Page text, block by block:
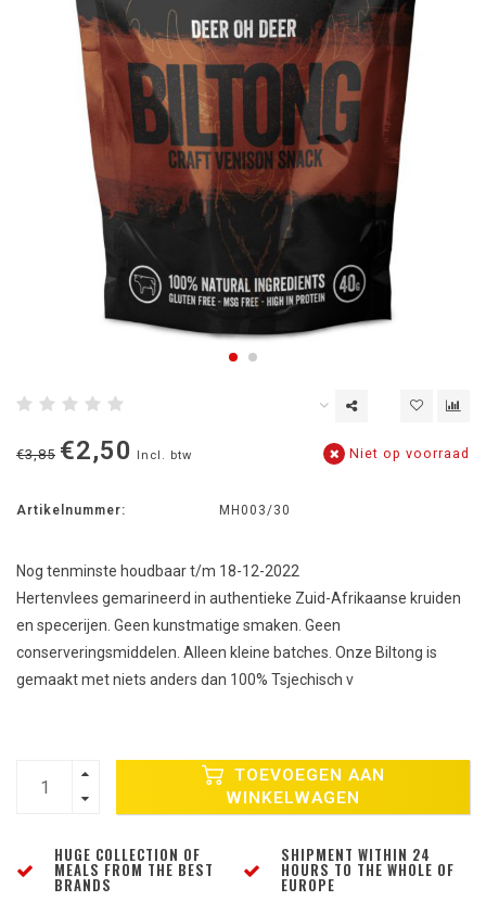
€3,85 €2,50 Incl. btw Niet op voorraad
Artikelnummer: MH003/30
Nog tenminste houdbaar t/m 18-12-2022
Hertenvlees gemarineerd in authentieke Zuid-Afrikaanse kruiden
en specerijen. Geen kunstmatige smaken. Geen
conserveringsmiddelen. Alleen kleine batches. Onze Biltong is
gemaakt met niets anders dan 100% Tsjechisch v
TOEVOEGEN AAN
WINKELWAGEN
HUGE COLLECTION OF
MEALS FROM THE BEST
BRANDS
SHIPMENT WITHIN 24
HOURS TO THE WHOLE OF
EUROPE